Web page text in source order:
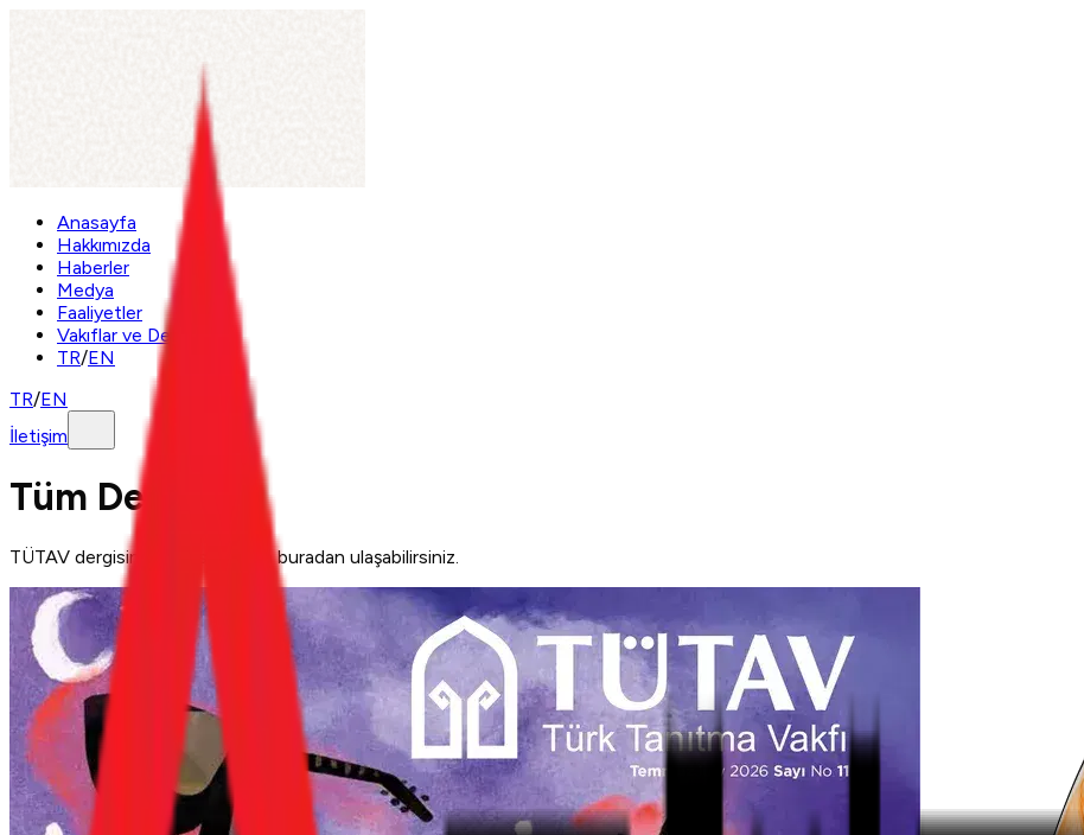
Anasayfa
Hakkımızda
Haberler
Medya
Faaliyetler
Vakıflar ve Dernek
TR/EN
TR/EN
İletişim
Tüm Dergiler
TÜTAV dergisinin tüm sayılarına buradan ulaşabilirsiniz.